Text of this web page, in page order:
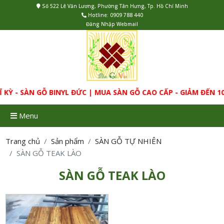
Số 522 Lê Văn Lương, Phường Tân Hưng, Tp. Hồ Chí Minh
Hotline: 0909 788 440
Đăng Nhập Webmail
- SÀN GỖ BINYL ĐỨC | MUA SÀN GỖ CAO CẤP - GIẢM ĐẾN
Menu
Trang chủ Sản phẩm
SÀN GỖ TỰ NHIÊN
SÀN GỖ TEAK LÀO
SÀN GỖ TEAK LÀO
Sàn gỗ tự nhiên, màu tự
nhiên, sơn UV không màu.